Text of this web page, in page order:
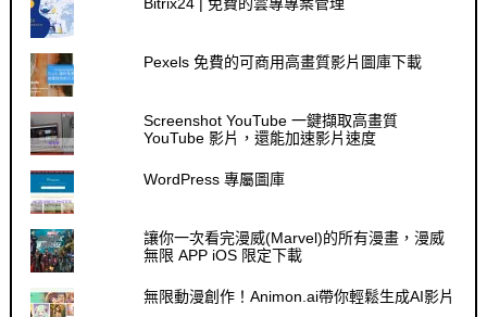
Bitrix24 | 免費的雲專專案管理
Pexels 免費的可商用高畫質影片圖庫下載
Screenshot YouTube 一鍵擷取高畫質
YouTube 影片，還能加速影片速度
WordPress 專屬圖庫
讓你一次看完漫威(Marvel)的所有漫畫，漫威
無限 APP iOS 限定下載
無限動漫創作！Animon.ai帶你輕鬆生成AI影片